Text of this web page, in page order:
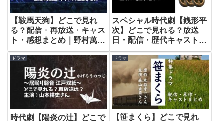
【鞍馬天狗】どこで見れ
る？配信・再放送・キャス
ト・感想まとめ｜野村萬斎
さん主演
スペシャル時代劇【銭形平
次】どこで見れる？放送
日・配信・歴代キャストと
の違いも解説
ドラマ
時代劇【陽炎の辻】どこで
ドラマ
【笹まくら】どこで見れ